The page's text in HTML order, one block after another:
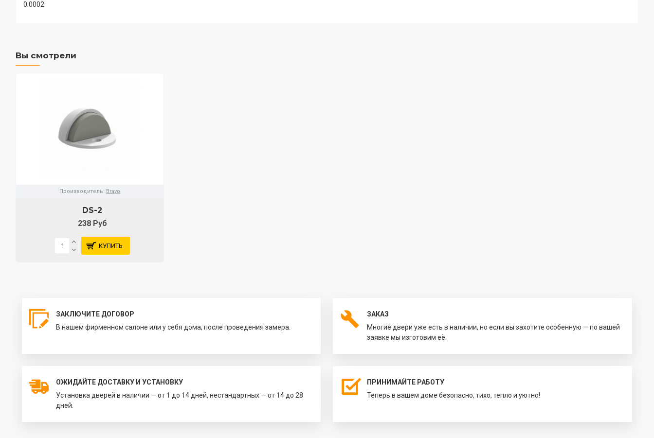
0.0002
Вы смотрели
Производитель: Bravo
DS-2
238 Руб
КУПИТЬ
ЗАКЛЮЧИТЕ ДОГОВОР
В нашем фирменном салоне или у себя дома, после проведения замера.
ЗАКАЗ
Многие двери уже есть в наличии, но если вы захотите особенную — по вашей
заявке мы изготовим её.
ОЖИДАЙТЕ ДОСТАВКУ И УСТАНОВКУ
Установка дверей в наличии — от 1 до 14 дней, нестандартных — от 14 до 28
дней.
ПРИНИМАЙТЕ РАБОТУ
Теперь в вашем доме безопасно, тихо, тепло и уютно!